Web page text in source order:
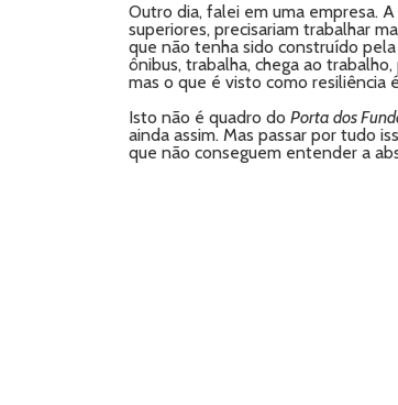
Outro dia, falei em uma empresa.
superiores, precisariam trabalhar
que não tenha sido construído
ônibus, trabalha, chega ao
mas o que é visto como resiliência
Isto não é quadro do Porta dos
ainda assim. Mas passar por tudo
que não conseguem entender a